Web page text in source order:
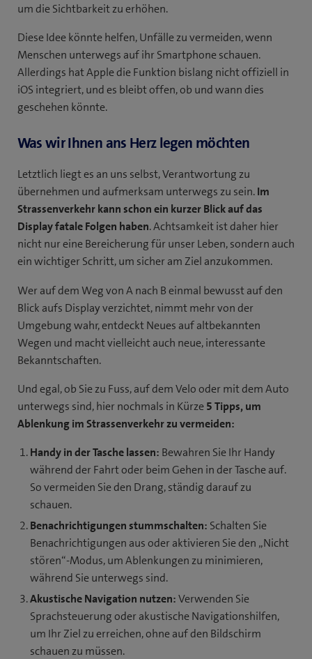
um die Sichtbarkeit zu erhöhen.
Diese Idee könnte helfen, Unfälle zu vermeiden, wenn
Menschen unterwegs auf ihr Smartphone schauen.
Allerdings hat Apple die Funktion bislang nicht offiziell in
iOS integriert, und es bleibt offen, ob und wann dies
geschehen könnte.
Was wir Ihnen ans Herz legen möchten
Letztlich liegt es an uns selbst, Verantwortung zu
übernehmen und aufmerksam unterwegs zu sein.Im
Strassenverkehr kann schon ein kurzer Blick auf das
Display fatale Folgen haben. Achtsamkeit ist daher hier
nicht nur eine Bereicherung für unser Leben, sondern auch
ein wichtiger Schritt, um sicher am Ziel anzukommen.
Wer auf dem Weg von A nach B einmal bewusst auf den
Blick aufs Display verzichtet, nimmt mehr von der
Umgebung wahr, entdeckt Neues auf altbekannten
Wegen und macht vielleicht auch neue, interessante
Bekanntschaften.
Und egal, ob Sie zu Fuss, auf dem Velo oder mit dem Auto
unterwegs sind, hier nochmals in Kürze5 Tipps, um
Ablenkung im Strassenverkehr zu vermeiden:
Handy in der Tasche lassen: Bewahren Sie Ihr Handy
während der Fahrt oder beim Gehen in der Tasche auf.
So vermeiden Sie den Drang, ständig darauf zu
schauen.
Benachrichtigungen stummschalten: Schalten Sie
Benachrichtigungen aus oder aktivieren Sie den „Nicht
stören“-Modus, um Ablenkungen zu minimieren,
während Sie unterwegs sind.
Akustische Navigation nutzen:Verwenden Sie
Sprachsteuerung oder akustische Navigationshilfen,
um Ihr Ziel zu erreichen, ohne auf den Bildschirm
schauen zu müssen.